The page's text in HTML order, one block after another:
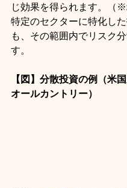
じ効果を得られます。（
特定のセクターに特化し
も、その範囲内でリスク
す。
【図】分散投資の例（米
オールカントリー）